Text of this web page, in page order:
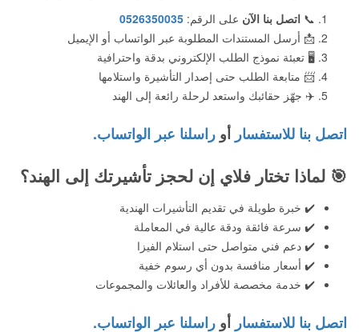
📞 اتصل بنا الآن على الرقم: 0526350035
📩 أرسل المستندات المطلوبة عبر الواتساب أو الإيميل
🖥️ تعبئة نموذج الطلب الإلكتروني بدقة واحترافية
📨 متابعة الطلب حتى إصدار التأشيرة واستلامها
✈️ جهّز حقائبك واستعد لرحلة رائعة إلى الهند
اتصل بنا للاستفسار أو راسلنا عبر الواتساب.
🎯 لماذا تختار فلاي إن لحجز تأشيرتك إلى الهند؟
✔️ خبرة طويلة في تقديم التأشيرات الهندية
✔️ سرعة فائقة ودقة عالية في المعاملة
✔️ دعم فني متواصل حتى استلام الفيزا
✔️ أسعار منافسة بدون أي رسوم خفية
✔️ خدمة مخصصة للأفراد والعائلات والمجموعات
اتصل بنا للاستفسار أو راسلنا عبر الواتساب.